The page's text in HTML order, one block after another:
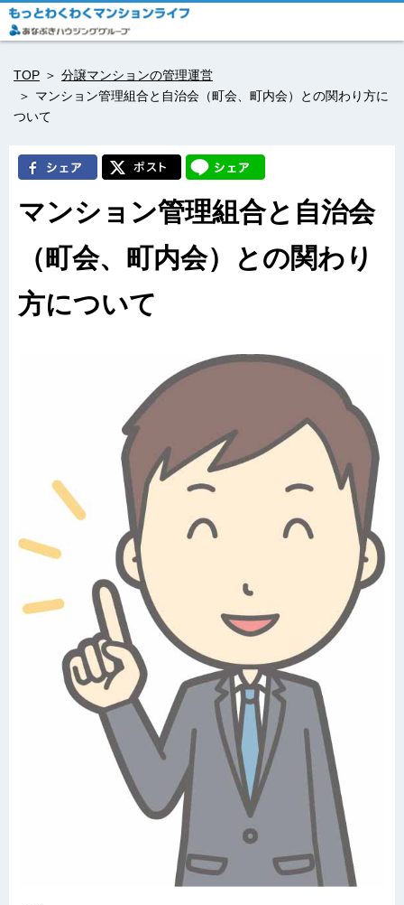
TOP
分譲マンションの管理運営
マンション管理組合と自治会（町会、町内会）との関わり方に
ついて
マンション管理組合と自治会
（町会、町内会）との関わり
方について